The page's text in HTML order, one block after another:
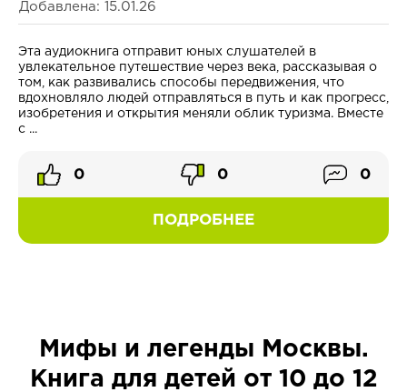
Добавлена: 15.01.26
Эта аудиокнига отправит юных слушателей в
увлекательное путешествие через века, рассказывая о
том, как развивались способы передвижения, что
вдохновляло людей отправляться в путь и как прогресс,
изобретения и открытия меняли облик туризма. Вместе
с ...
ПОДРОБНЕЕ
0 0 0
Мифы и легенды Москвы.
Книга для детей от 10 до 12